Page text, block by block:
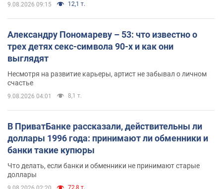
9.08.2026 09:15 12,1 т.
Александру Пономареву – 53: что известно о
трех детях секс-символа 90-х и как они
выглядят
Несмотря на развитие карьеры, артист не забывал о личном
счастье
9.08.2026 04:01 8,1 т.
В ПриватБанке рассказали, действительны ли
доллары 1996 года: принимают ли обменники и
банки такие купюры
Что делать, если банки и обменники не принимают старые
доллары